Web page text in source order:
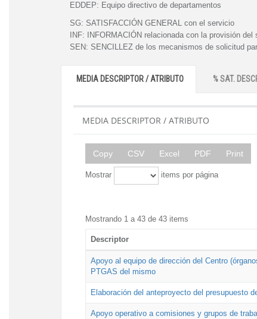
EDDEP: Equipo directivo de departamentos
SG: SATISFACCIÓN GENERAL con el servicio
INF:
INFORMACIÓN relacionada con la provisión del
SEN: SENCILLEZ de los mecanismos de solicitud
MEDIA DESCRIPTOR / ATRIBUTO % SAT.
MEDIA DESCRIPTOR / ATRIBUTO
Copy CSV Excel PDF Print
Mostrar items por página
Mostrando 1 a 43 de 43 items
Descriptor
Apoyo al equipo de dirección del Centro
PTGAS del mismo
Elaboración del anteproyecto del presupuesto
Apoyo operativo a comisiones y grupos de